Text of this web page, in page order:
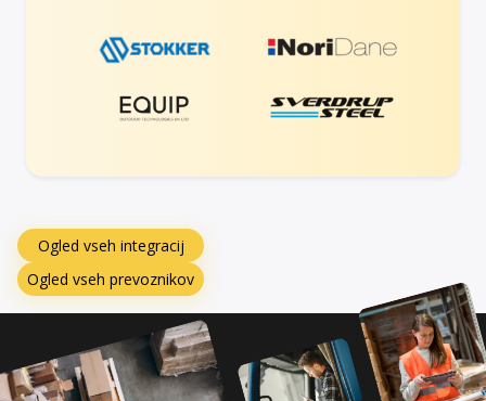
Ogled vseh integracij
Ogled vseh prevoznikov